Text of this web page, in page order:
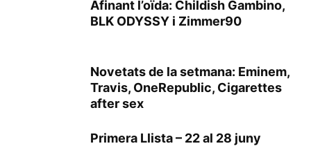
Afinant l’oïda: Childish Gambino,
BLK ODYSSY i Zimmer90
Novetats de la setmana: Eminem,
Travis, OneRepublic, Cigarettes
after sex
Primera Llista – 22 al 28 juny